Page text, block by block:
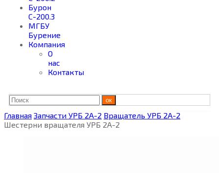
Бурон
С-200.3
МГБУ
Бурение
Компания
О
нас
Контакты
ок
Главная Запчасти УРБ 2А-2 Вращатель УРБ 2А-2
Шестерни вращателя УРБ 2А-2